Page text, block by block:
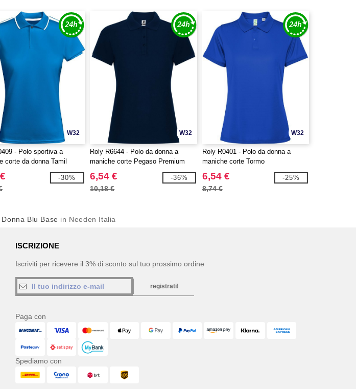
W32
- Polo sportiva a
corte da donna Tamil
-30%
W32
Roly R6644 - Polo da donna a
maniche corte Pegaso Premium
6,54 €
10,18 €
-36%
W32
Roly R0401 - Polo da donna a
maniche corte Tormo
6,54 €
8,74 €
-25%
Blu Base in Needen Italia
ISCRIZIONE
Iscriviti per ricevere il 3% di sconto sul tuo prossimo ordine
registrati!
Paga con
Spediamo con